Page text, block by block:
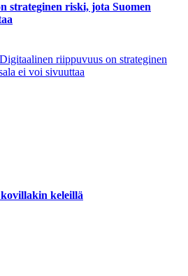
strateginen riski, jota Suomen
riippuvuus on strateginen
ei voi sivuuttaa
keleillä